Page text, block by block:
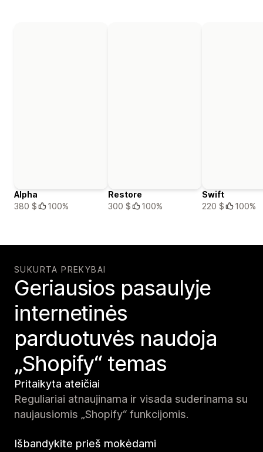
Alpha
380 $
100%
Restore
300 $
100%
Swift
220 $
100%
SUKURTA PREKYBAI
Geriausios pasaulyje
internetinės
parduotuvės naudoja
„Shopify“ temas
Pritaikyta ateičiai
Reguliariai atnaujinama ir visada suderinama su
naujausiomis „Shopify“ funkcijomis.
Išbandykite prieš mokėdami